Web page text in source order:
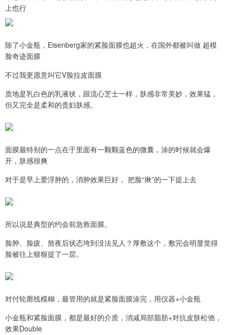
上也行
除了小金瓶，Eisenberg家的紧脸面膜也超火，在国外都被叫做 超模
脸奇迹面膜
不过我更愿意叫它V脸拉皮面膜
质地是乳白色的乳液状，跟流心芝士一样，肤感非常美妙，效果猛，
但又完全是柔和的贵妇肤感。
面膜最特别的一点在于里面有一颗颗蓝色的微囊，涂的时候就会爆
开，肤感很爽
对于是早上爱浮肿的，消肿效果巨好， 把脸“揪”的一下提上去
所以说是典型的约会前急救面膜。
脸肿、脸疲、熬夜后状态垮到没法见人？厚敷这个，敷完会明显觉得
脸被往上狠狠提了一层。
对付轮廓线模糊，最管用的就是紧脸面膜涂完，用仪器+小金瓶
小金瓶和紧脸面膜，都是最好的介质，消减局部脂肪+对抗皮肤松弛，
效果Double